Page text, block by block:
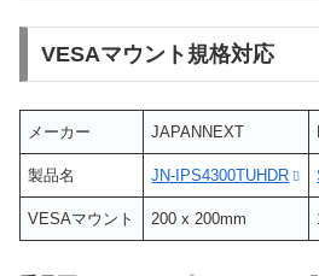
VESAマウント規格対応
メーカー JAPANNEXT
製品名 JN-IPS4300TUHDR
VESAマウント 200 x 200mm